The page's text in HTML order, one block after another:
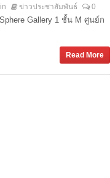
ข่าวประชาสัมพันธ์ 0
Gallery 1 ชั้น M ศูนย์ก
Read More